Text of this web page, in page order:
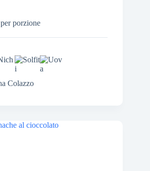
porzione
Colazzo